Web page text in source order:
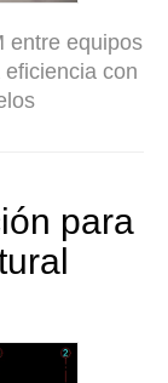
entre equipos
con
para